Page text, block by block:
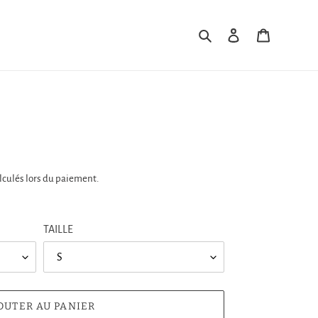
RechercherSe connecter
lors du paiement.
TAILLE
AU PANIER